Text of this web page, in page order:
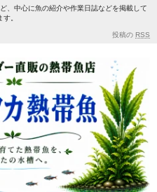
、中心に魚の紹介や作業日誌などを掲載して
す。
投稿の RSS